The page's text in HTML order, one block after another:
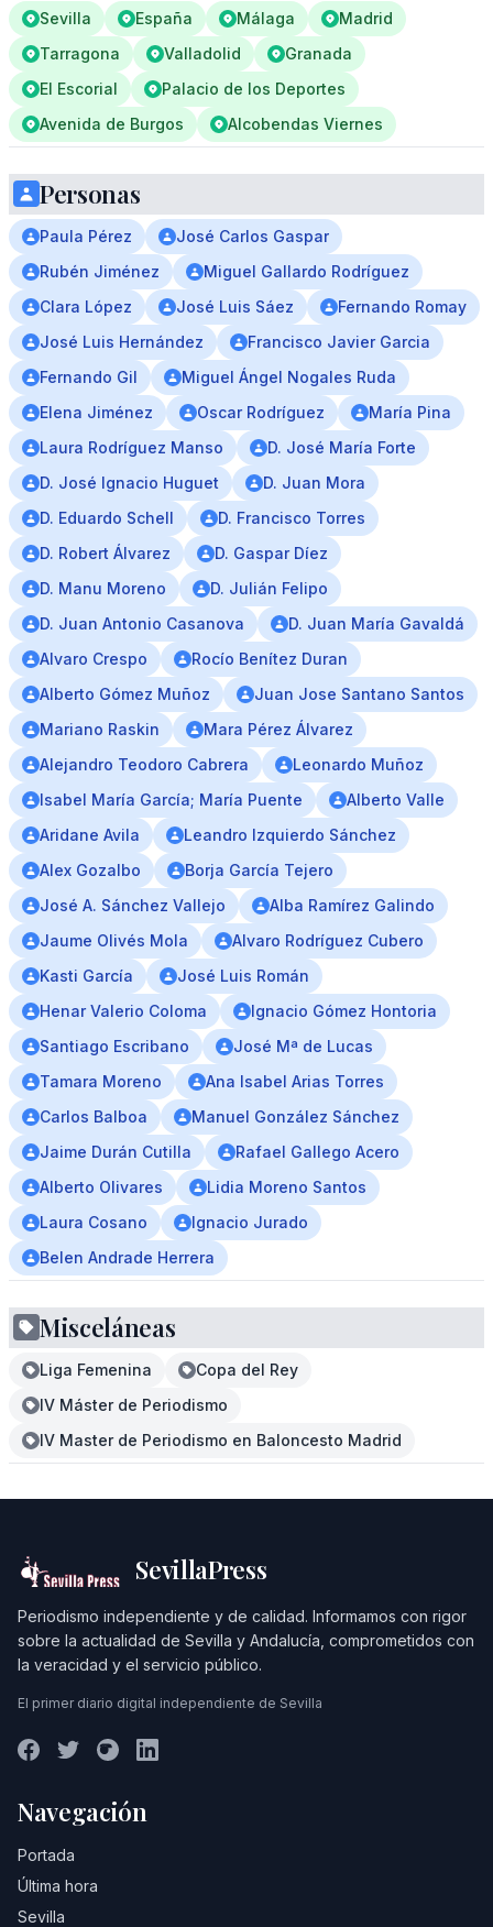
Sevilla España Málaga
Madrid
Tarragona
Valladolid
Granada
El Escorial
Palacio de los Deportes
Avenida de Burgos
Alcobendas Viernes
Personas
Paula Pérez
José Carlos Gaspar
Rubén Jiménez
Miguel Gallardo Rodríguez
Clara López
José Luis Sáez
Fernando Romay
José Luis Hernández
Francisco Javier Garcia
Fernando Gil
Miguel Ángel Nogales Ruda
Elena Jiménez
Oscar Rodríguez
María Pina
Laura Rodríguez Manso
D. José María Forte
D. José Ignacio Huguet
D. Juan Mora
D. Eduardo Schell
D. Francisco Torres
D. Robert Álvarez
D. Gaspar Díez
D. Manu Moreno
D. Julián Felipo
D. Juan Antonio Casanova
D. Juan María Gavaldá
Alvaro Crespo
Rocío Benítez Duran
Alberto Gómez Muñoz
Juan Jose Santano Santos
Mariano Raskin
Mara Pérez Álvarez
Alejandro Teodoro Cabrera
Leonardo Muñoz
Isabel María García; María Puente
Alberto Valle
Aridane Avila
Leandro Izquierdo Sánchez
Alex Gozalbo
Borja García Tejero
José A. Sánchez Vallejo
Alba Ramírez Galindo
Jaume Olivés Mola
Alvaro Rodríguez Cubero
Kasti García
José Luis Román
Henar Valerio Coloma
Ignacio Gómez Hontoria
Santiago Escribano
José Mª de Lucas
Tamara Moreno
Ana Isabel Arias Torres
Carlos Balboa
Manuel González Sánchez
Jaime Durán Cutilla
Rafael Gallego Acero
Alberto Olivares
Lidia Moreno Santos
Laura Cosano
Ignacio Jurado
Belen Andrade Herrera
Misceláneas
Liga Femenina
Copa del Rey
IV Máster de Periodismo
IV Master de Periodismo en Baloncesto Madrid
SevillaPress
Periodismo independiente y de calidad. Informamos con rigor
sobre la actualidad de Sevilla y Andalucía, comprometidos con
la veracidad y el servicio público.
El primer diario digital independiente de Sevilla
Navegación
Portada
Última hora
Sevilla